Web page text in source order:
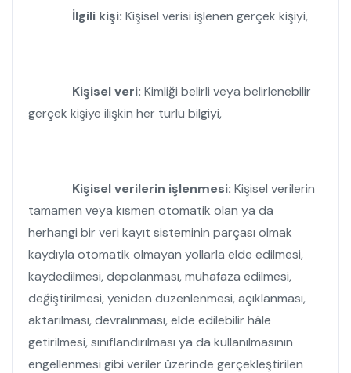
İlgili kişi: Kişisel verisi işlenen gerçek kişiyi,
Kişisel veri: Kimliği belirli veya belirlenebilir
gerçek kişiye ilişkin her türlü bilgiyi,
Kişisel verilerin işlenmesi: Kişisel verilerin
tamamen veya kısmen otomatik olan ya da
herhangi bir veri kayıt sisteminin parçası olmak
kaydıyla otomatik olmayan yollarla elde edilmesi,
kaydedilmesi, depolanması, muhafaza edilmesi,
değiştirilmesi, yeniden düzenlenmesi, açıklanması,
aktarılması, devralınması, elde edilebilir hâle
getirilmesi, sınıflandırılması ya da kullanılmasının
engellenmesi gibi veriler üzerinde gerçekleştirilen